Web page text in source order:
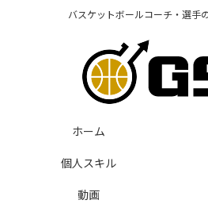
バスケットボールコーチ・選手
ホーム
個人スキル
動画